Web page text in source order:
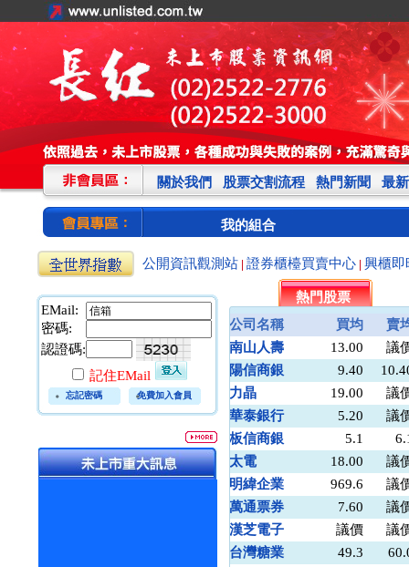
關於我們 股票交割流程 熱門新聞 最
我的組合
公開資訊觀測站 證券櫃檯買賣中心 興櫃即
EMail:
密碼:
認證碼:
記住EMail
忘記密碼 免費加入會員
熱門股票
公司名稱
買均
賣
南山人壽
13.00
議
陽信商銀
9.40
力晶
19.00
議
華泰銀行
5.20
議
板信商銀
5.1
太電
18.00
議
明緯企業
969.6
議
萬通票券
7.60
議
漢芝電子
議價
議
台灣糖業
49.3